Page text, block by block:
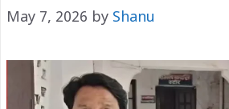
May 7, 2026 by Shanu